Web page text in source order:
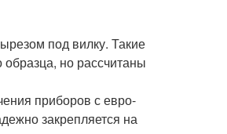
под вилку. Такие
но рассчитаны
приборов с евро-
закрепляется на